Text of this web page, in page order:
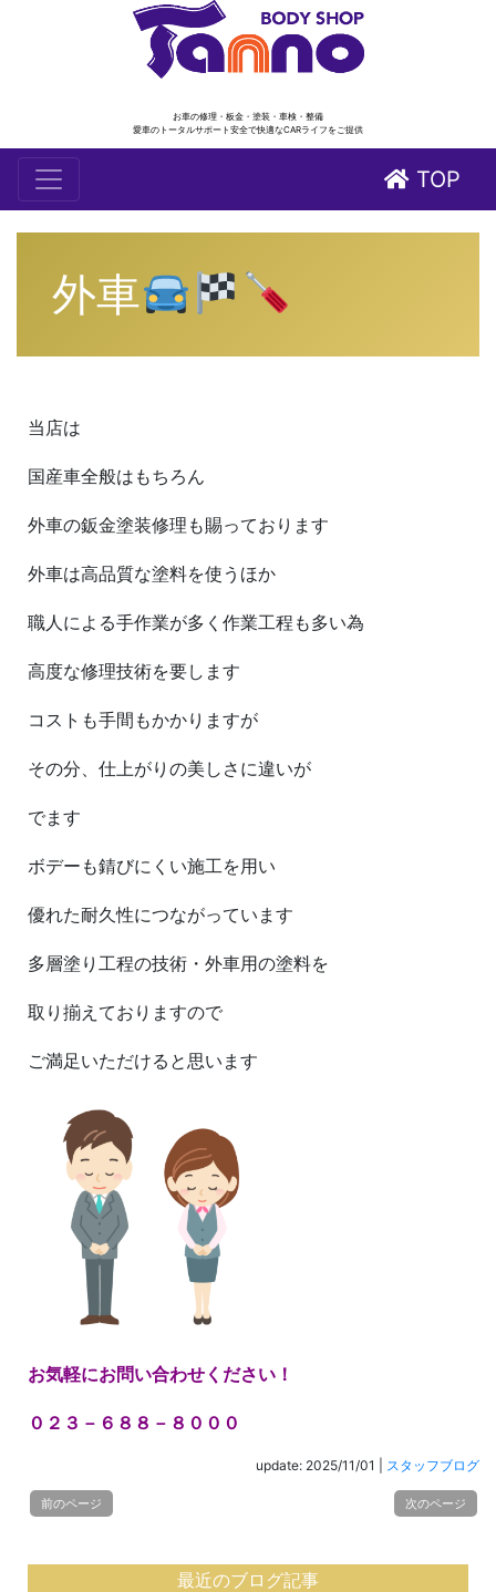
お車の修理・板金・塗装・車検・整備
愛車のトータルサポート安全で快適なCARライフをご提供
TOP
外車
当店は
国産車全般はもちろん
外車の鈑金塗装修理も賜っております
外車は高品質な塗料を使うほか
職人による手作業が多く作業工程も多い為
高度な修理技術を要します
コストも手間もかかりますが
その分、仕上がりの美しさに違いが
でます
ボデーも錆びにくい施工を用い
優れた耐久性につながっています
多層塗り工程の技術・外車用の塗料を
取り揃えておりますので
ご満足いただけると思います
お気軽にお問い合わせください！
０２３－６８８－８０００
update: 2025/11/01 スタッフブログ
前のページ 次のページ
最近のブログ記事